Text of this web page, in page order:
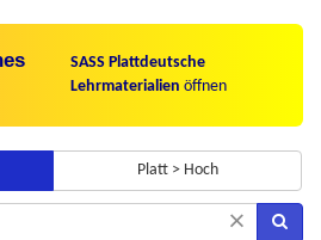
SASS Plattdeutsche
Lehrmaterialien öffnen
Platt > Hoch
×